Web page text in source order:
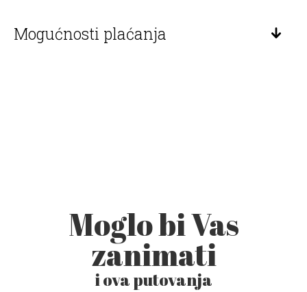
Mogućnosti plaćanja
Moglo bi Vas
zanimati
i ova putovanja